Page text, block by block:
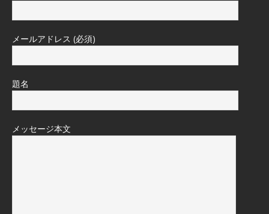
メールアドレス (必須)
題名
メッセージ本文